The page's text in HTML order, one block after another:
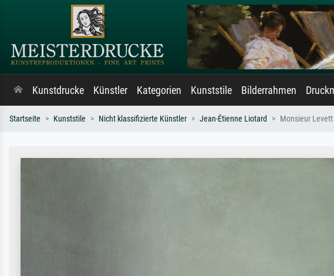
Kunstdrucke Künstler Kategorien Kunststile Bilderrahmen
Startseite Kunststile Nicht klassifizierte Künstler Jean-Étienne Liotard Monsieur